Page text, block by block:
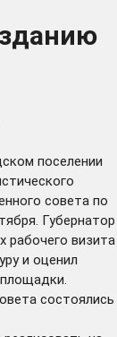
поселении
совета по
Губернатор
рабочего визита
и оценил
состоялись